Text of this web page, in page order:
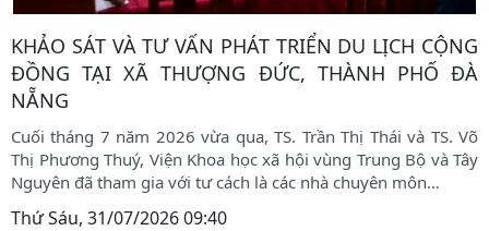
KHẢO SÁT VÀ TƯ VẤN PHÁT TRIỂN DU LỊCH CỘNG
ĐỒNG TẠI XÃ THƯỢNG ĐỨC, THÀNH PHỐ ĐÀ
NẴNG
Cuối tháng 7 năm 2026 vừa qua, TS. Trần Thị Thái và TS. Võ
Thị Phương Thuý, Viện Khoa học xã hội vùng Trung Bộ và Tây
Nguyên đã tham gia với tư cách là các nhà chuyên môn…
Thứ Sáu, 31/07/2026 09:40